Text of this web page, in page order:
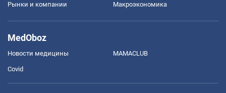
Рынки и компании Mакроэкономика
MedOboz
Новости медицины MAMACLUB
Covid